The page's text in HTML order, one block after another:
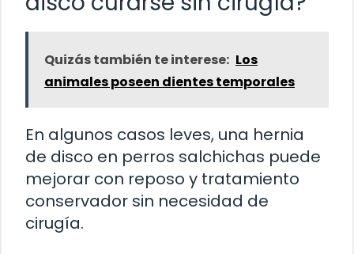
Quizás también te interese: Los
animales poseen dientes temporales
En algunos casos leves, una hernia
de disco en perros salchichas puede
mejorar con reposo y tratamiento
conservador sin necesidad de
cirugía.